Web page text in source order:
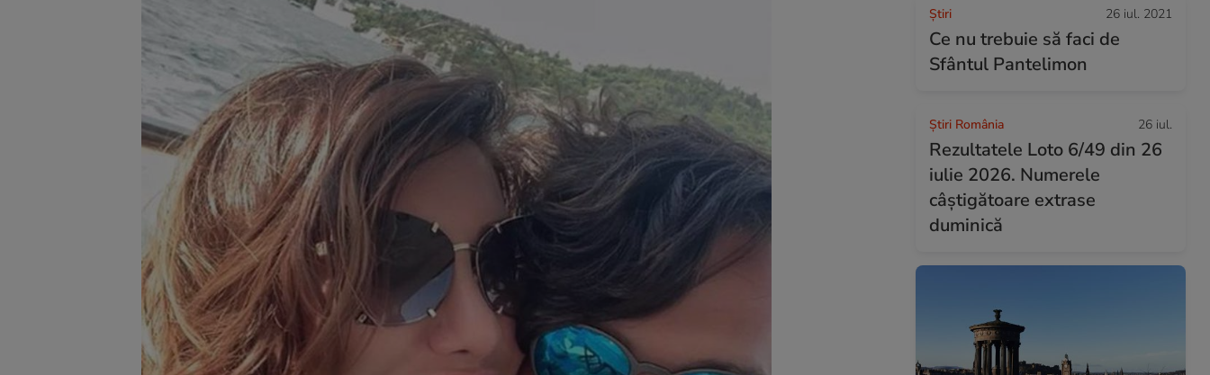
Ştiri 26 iul. 2021
Ce nu trebuie să faci de
Sfântul Pantelimon
Știri România 26 iul.
Rezultatele Loto 6/49 din 26
iulie 2026. Numerele
câștigătoare extrase
duminică